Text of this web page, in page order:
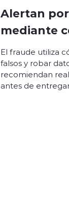
Alertan
mediante
El fraude utiliza
falsos y robar
recomiendan
antes de